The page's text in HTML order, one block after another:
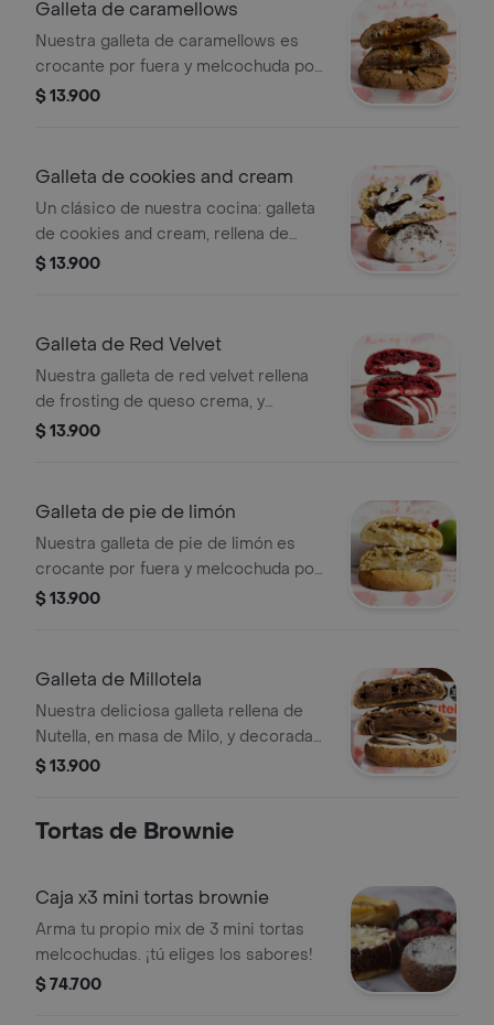
Galleta de caramellows
Nuestra galleta de caramellows es
crocante por fuera y melcochuda por
dentro, relleno de caramelo salado y
$ 13.900
Galleta de cookies and cream
Un clásico de nuestra cocina: galleta
de cookies and cream, rellena de
crema y recubierta de trozos de
$ 13.900
Galleta de Red Velvet
Nuestra galleta de red velvet rellena
de frosting de queso crema, y
recubierta de chocolate blanco.
$ 13.900
Galleta de pie de limón
Nuestra galleta de pie de limón es
crocante por fuera y melcochuda por
dentro, rellena de pie de limón con
$ 13.900
Galleta de Millotela
Nuestra deliciosa galleta rellena de
Nutella, en masa de Milo, y decorada
con chocolate.
$ 13.900
Tortas de Brownie
Caja x3 mini tortas brownie
Arma tu propio mix de 3 mini tortas
melcochudas. ¡tú eliges los sabores!
$ 74.700